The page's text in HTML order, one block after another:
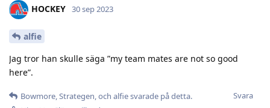
HOCKEY 30 sep 2023
alfie
Jag tror han skulle säga ”my team mates are not so good
here”.
Svara
Bowmore Strategen , och alfiesvarade på detta.